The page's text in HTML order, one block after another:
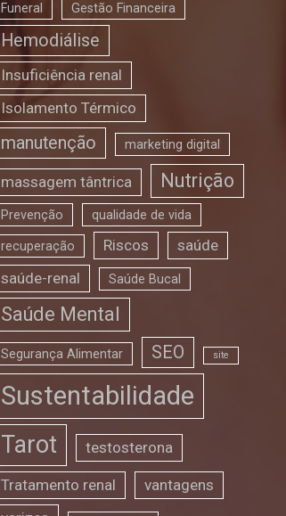
Funeral Gestão Financeira
Hemodiálise
Insuficiência renal
Isolamento Térmico
manutenção marketing digital
massagem tântrica Nutrição
Prevenção qualidade de vida
recuperação Riscos
saúde
saúde-renal
Saúde Bucal
Saúde Mental
Segurança Alimentar SEO site
Sustentabilidade
Tarot testosterona
Tratamento renal
vantagens